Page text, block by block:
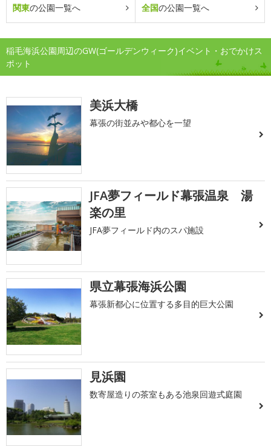
関東の公園一覧へ 全国の公園一覧へ
稲毛海浜公園周辺のGW(ゴールデンウィーク)イベント・おでかけス
ポット
美浜大橋
幕張の街並みや都心を一望
JFA夢フィールド幕張温泉 湯
楽の里
JFA夢フィールド内のスパ施設
県立幕張海浜公園
幕張新都心に位置する多目的巨大公園
見浜園
数寄屋造りの茶室もある池泉回遊式庭園